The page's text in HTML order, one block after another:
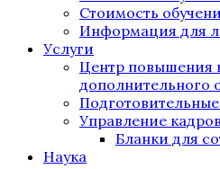
Стоимость
Информация для
Услуги
Центр повышения
дополнительного
Управление кадров
Бланки для
Наука